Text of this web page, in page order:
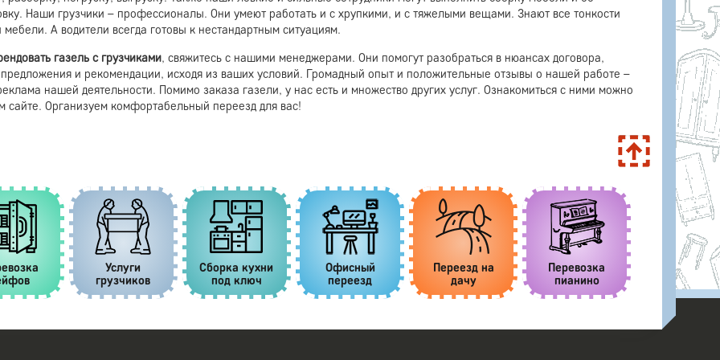
Наши грузчики – профессионалы. Они умеют работать и с хрупкими, и с тяжелыми вещами. Знают все тонкости
мебели. А водители всегда готовы к нестандартным ситуациям.
газель с грузчиками, свяжитесь с нашими менеджерами. Они помогут разобраться в нюансах договора,
и рекомендации, исходя из ваших условий. Громадный опыт и положительные отзывы о нашей работе –
нашей деятельности. Помимо заказа газели, у нас есть и множество других услуг. Ознакомиться с ними можно
сайте. Организуем комфортабельный переезд для вас!
кухни
ключ
Офисный
переезд
Переезд на
дачу
Перевозка
пианино
Грузовые
перевозки
Утилизация
сейфов
услуги